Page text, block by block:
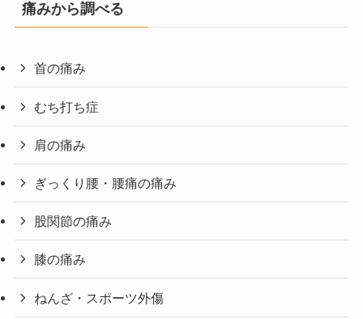
痛みから調べる
首の痛み
むち打ち症
肩の痛み
ぎっくり腰・腰痛の痛み
股関節の痛み
膝の痛み
ねんざ・スポーツ外傷